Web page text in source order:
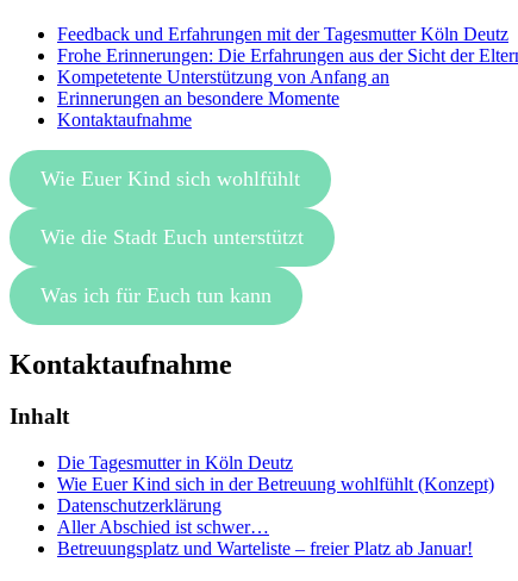
Feedback und Erfahrungen mit der Tagesmutter Köln Deutz
Frohe Erinnerungen: Die Erfahrungen aus der Sicht der
Kompetetente Unterstützung von Anfang an
Erinnerungen an besondere Momente
Kontaktaufnahme
Wie Euer Kind sich wohlfühlt
Wie die Stadt Euch unterstützt
Was ich für Euch tun kann
Kontaktaufnahme
Inhalt
Die Tagesmutter in Köln Deutz
Wie Euer Kind sich in der Betreuung wohlfühlt (Konzept)
Datenschutzerklärung
Aller Abschied ist schwer…
Betreuungsplatz und Warteliste – freier Platz ab Januar!